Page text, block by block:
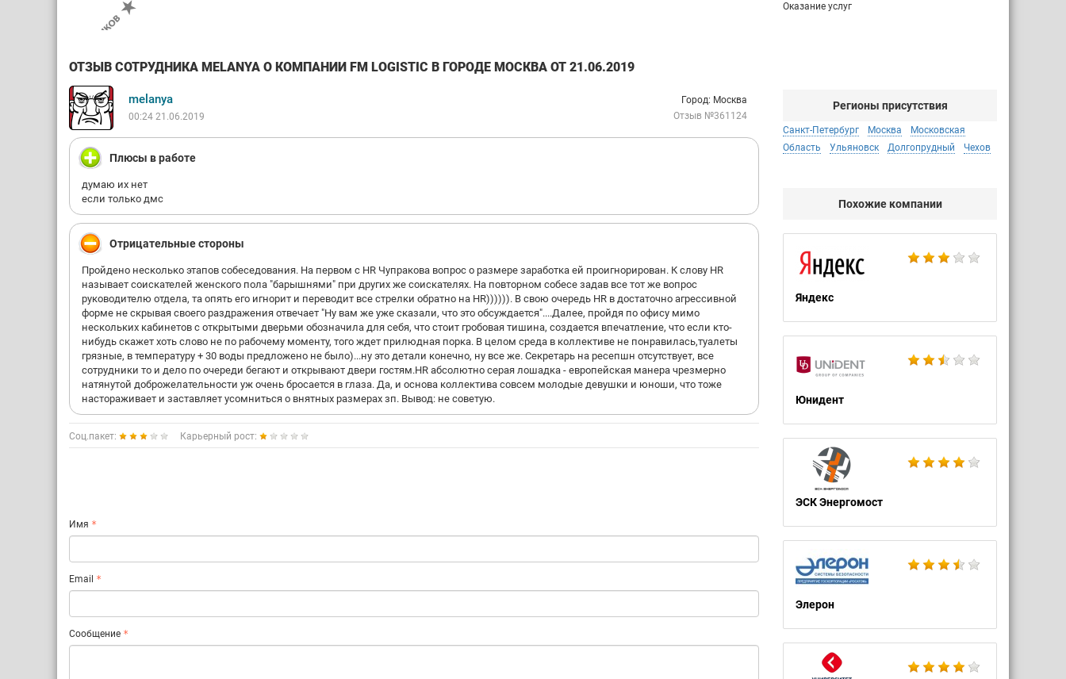
Оказание услуг
ОТЗЫВ СОТРУДНИКА MELANYA О КОМПАНИИ FM LOGISTIC В ГОРОДЕ МОСКВА ОТ 21.06.2019
melanya
00:24 21.06.2019
Город: Москва
Отзыв №361124
Плюсы в работе
думаю их нет
если только дмс
Отрицательные стороны
Пройдено несколько этапов собеседования. На первом с HR Чупракова вопрос о размере заработка ей проигнорирован. К слову HR
называет соискателей женского пола "барышнями" при других же соискателях. На повторном собесе задав все тот же вопрос
руководителю отдела, та опять его игнорит и переводит все стрелки обратно на HR)))))). В свою очередь HR в достаточно агрессивной
форме не скрывая своего раздражения отвечает "Ну вам же уже сказали, что это обсуждается"....Далее, пройдя по офису мимо
нескольких кабинетов с открытыми дверьми обозначила для себя, что стоит гробовая тишина, создается впечатление, что если кто-
нибудь скажет хоть слово не по рабочему моменту, того ждет прилюдная порка. В целом среда в коллективе не понравилась,туалеты
грязные, в температуру + 30 воды предложено не было)...ну это детали конечно, ну все же. Секретарь на ресепшн отсутствует, все
сотрудники то и дело по очереди бегают и открывают двери гостям.HR абсолютно серая лошадка - европейская манера чрезмерно
натянутой доброжелательности уж очень бросается в глаза. Да, и основа коллектива совсем молодые девушки и юноши, что тоже
настораживает и заставляет усомниться о внятных размерах зп. Вывод: не советую.
Соц.пакет: Карьерный рост:
Имя
Email
Сообщение
Регионы присутствия
Санкт-Петербург Москва
Московская
Область
Ульяновск Долгопрудный Чехов
Похожие компании
Яндекс
Юнидент
ЭСК Энергомост
Элерон